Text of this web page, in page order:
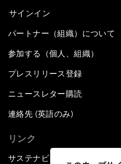
サインイン
パートナー（組織）について
参加する（個人、組織）
プレスリリース登録
ニュースレター購読
連絡先 (英語のみ)
リンク
サステナビリティへの取り組み